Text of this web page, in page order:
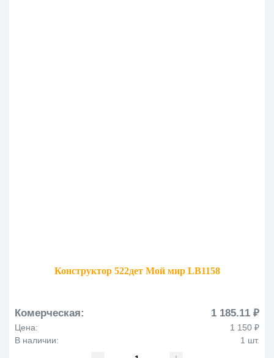
Конструктор 522дет Мой мир LB1158
Комерческая: 1 185.11 ₽
Цена:
1 150 ₽
В наличии:
1 шт.